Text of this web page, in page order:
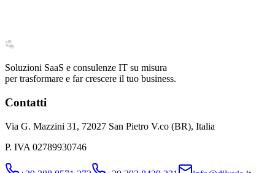
Parliamone insieme
Soluzioni SaaS e consulenze IT su misura
per trasformare e far crescere il tuo business.
Contatti
Via G. Mazzini 31, 72027 San Pietro V.co (BR), Italia
P. IVA 02789930746